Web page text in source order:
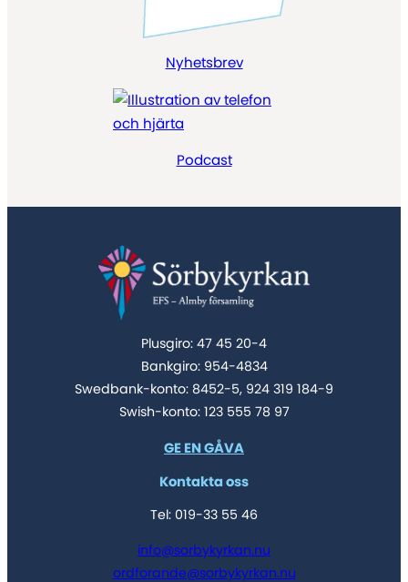
Nyhetsbrev
Podcast
Plusgiro: 47 45 20-4
Bankgiro: 954-4834
Swedbank-konto: 8452-5, 924 319 184-9
Swish-konto: 123 555 78 97
GE EN GÅVA
Kontakta oss
Tel: 019-33 55 46
info@sorbykyrkan.nu
ordforande@sorbykyrkan.nu